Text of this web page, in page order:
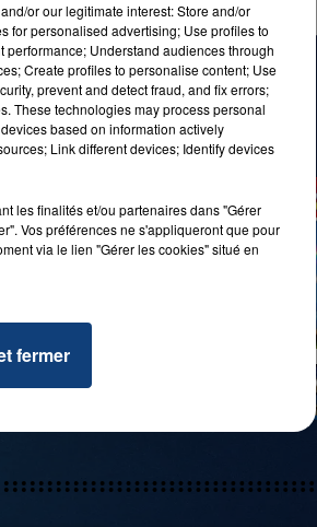
GAGNEZ
DENNLYS
or our legitimate interest: Store and/or
for personalised advertising; Use profiles to
Understand audiences through
Create profiles to personalise content; Use
prevent and detect fraud, and fix errors;
These technologies may process personal
based on information actively
Link different devices; Identify devices
les finalités et/ou partenaires dans "Gérer
Vos préférences ne s'appliqueront que pour
via le lien "Gérer les cookies" situé en
fermer